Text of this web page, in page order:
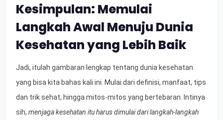
Kesimpulan: Memulai
Langkah Awal Menuju Dunia
Kesehatan yang Lebih Baik
Jadi, itulah gambaran lengkap tentang dunia kesehatan
yang bisa kita bahas kali ini. Mulai dari definisi, manfaat, tips
dan trik sehat, hingga mitos-mitos yang bertebaran. Intinya
sih, menjaga kesehatan itu harus dimulai dari langkah-langkah